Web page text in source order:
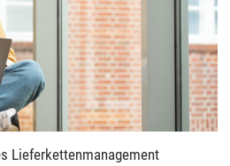
Lieferkettenmanagement